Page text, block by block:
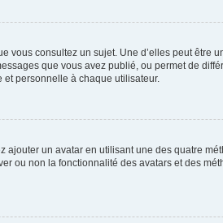
vous consultez un sujet. Une d’elles peut
que vous avez publié, ou permet de
personnelle à chaque utilisateur.
un avatar en utilisant une des quatre
ou non la fonctionnalité des avatars et des